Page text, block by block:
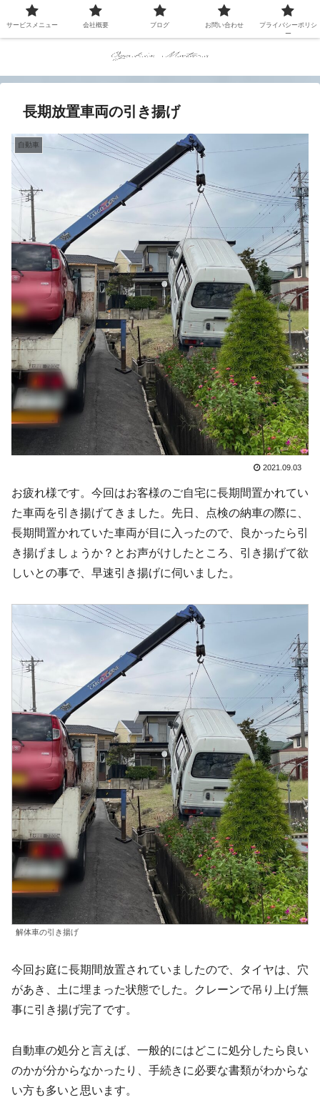
長期放置車両の引き揚げ
自動車
2021.09.03
お疲れ様です。今回はお客様のご自宅に長期間置かれてい
た車両を引き揚げてきました。先日、点検の納車の際に、
長期間置かれていた車両が目に入ったので、良かったら引
き揚げましょうか？とお声がけしたところ、引き揚げて欲
しいとの事で、早速引き揚げに伺いました。
解体車の引き揚げ
今回お庭に長期間放置されていましたので、タイヤは、穴
があき、土に埋まった状態でした。クレーンで吊り上げ無
事に引き揚げ完了です。
自動車の処分と言えば、一般的にはどこに処分したら良い
のかが分からなかったり、手続きに必要な書類がわからな
い方も多いと思います。
サービスメニュー 会社概要 ブログ お問い合わせ
プライバシーポリシ
ー